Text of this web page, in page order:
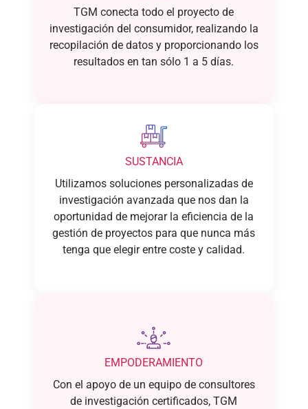
TGM conecta todo el proyecto de
investigación del consumidor, realizando la
recopilación de datos y proporcionando los
resultados en tan sólo 1 a 5 días.
SUSTANCIA
Utilizamos soluciones personalizadas de
investigación avanzada que nos dan la
oportunidad de mejorar la eficiencia de la
gestión de proyectos para que nunca más
tenga que elegir entre coste y calidad.
EMPODERAMIENTO
Con el apoyo de un equipo de consultores
de investigación certificados, TGM